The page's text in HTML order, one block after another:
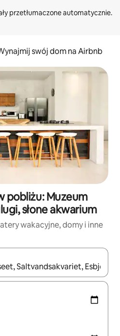
swój dom na Airbnb
pobliżu: Muzeum
słone akwarium
wakacyjne, domy i inne
możesz poruszać się po nich za